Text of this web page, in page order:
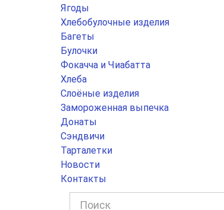
Ягоды
Хлебобулочные изделия
Багеты
Булочки
Фокачча и Чиабатта
Хлеба
Слоёные изделия
Замороженная выпечка
Донаты
Сэндвичи
Тарталетки
Новости
Контакты